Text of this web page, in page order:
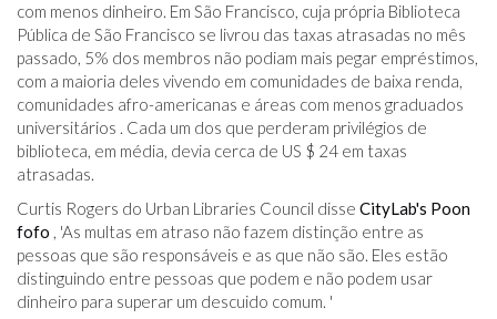
com menos dinheiro. Em São Francisco, cuja própria Biblioteca
Pública de São Francisco se livrou das taxas atrasadas no mês
passado, 5% dos membros não podiam mais pegar empréstimos,
com a maioria deles vivendo em comunidades de baixa renda,
comunidades afro-americanas e áreas com menos graduados
universitários . Cada um dos que perderam privilégios de
biblioteca, em média, devia cerca de US $ 24 em taxas
atrasadas.
Curtis Rogers do Urban Libraries Council disse CityLab's Poon
fofo , 'As multas em atraso não fazem distinção entre as
pessoas que são responsáveis ​​e as que não são. Eles estão
distinguindo entre pessoas que podem e não podem usar
dinheiro para superar um descuido comum. '